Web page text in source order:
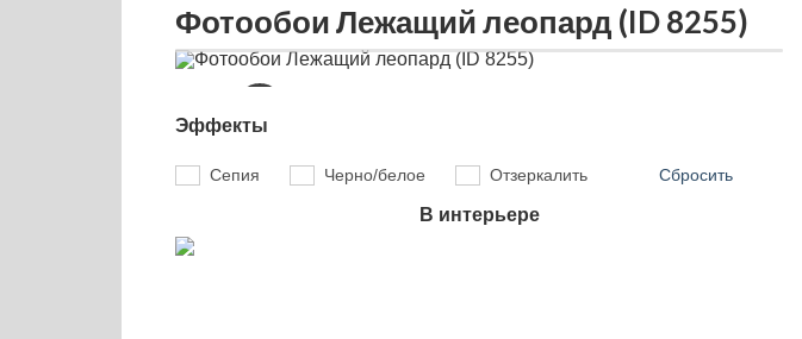
Фотообои Лежащий леопард (ID 8255)
Эффекты
Сепия Черно/белое Отзеркалить Сбросить
В интерьере